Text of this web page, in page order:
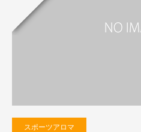
スポーツアロマ